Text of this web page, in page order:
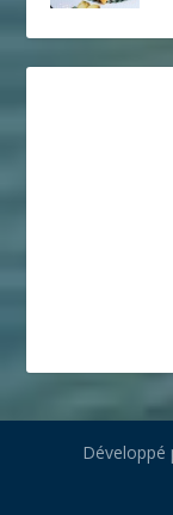
Développé